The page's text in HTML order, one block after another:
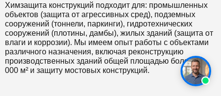
Химзащита конструкций подходит для: промышленных
объектов (защита от агрессивных сред), подземных
сооружений (тоннели, паркинги), гидротехнических
сооружений (плотины, дамбы), жилых зданий (защита от
влаги и коррозии). Мы имеем опыт работы с объектами
различного назначения, включая реконструкцию
производственных зданий общей площадью более 50
000 м² и защиту мостовых конструкций.